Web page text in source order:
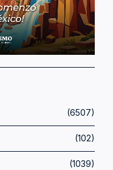
(6507)
(102)
(1039)